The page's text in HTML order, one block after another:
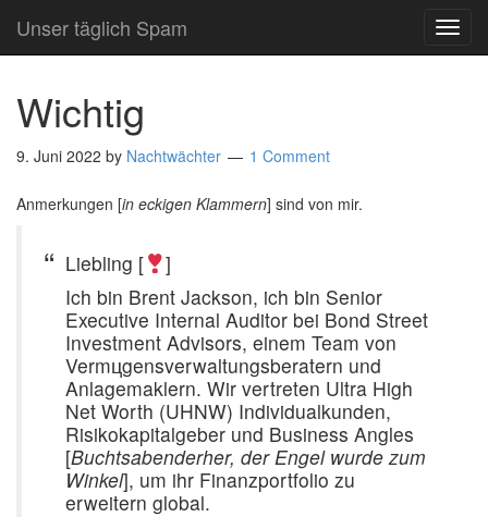
Unser täglich Spam
Wichtig
9. Juni 2022 by Nachtwächter 1 Comment
Anmerkungen [in eckigen Klammern] sind von mir.
Liebling [
]
Ich bin Brent Jackson, ich bin Senior
Executive Internal Auditor bei Bond Street
Investment Advisors, einem Team von
Vermцgensverwaltungsberatern und
Anlagemaklern. Wir vertreten Ultra High
Net Worth (UHNW) Individualkunden,
Risikokapitalgeber und Business Angles
[Buchtsabenderher, der Engel wurde zum
Winkel], um ihr Finanzportfolio zu
erweitern global.